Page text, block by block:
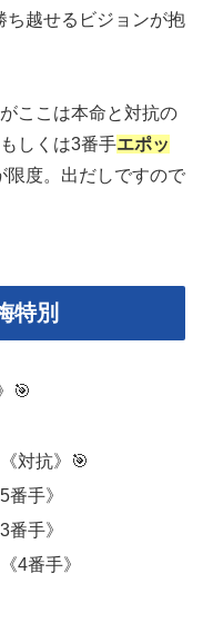
ち越せるビジョンが抱
ここは本命と対抗の
しくは3番手エポッ
限度。出だしですので
特別
🎯
対抗》🎯
手》
手》
4番手》